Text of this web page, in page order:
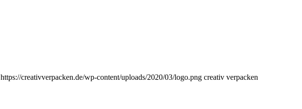
https://creativverpacken.de/wp-content/uploads/2020/03/logo.png creativ verpacken